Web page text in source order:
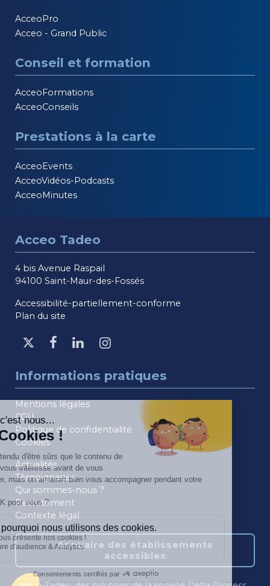
AcceoPro
Acceo - Grand Public
Conseil et formation
AcceoFormations
AcceoConseils
Prestations à la carte
AcceoEvents
AcceoVidéos-Podcasts
AcceoMinutes
Acceo Tadeo
4 bis Avenue Raspail
94100 Saint-Maur-des-Fossés
Accessibilité-partiellement-conforme
Plan du site
Informations pratiques
Mentions légales
CGU
Politique de confidentialité
Cookies
Actualités
Témoignages
Qui sommes-nous ?
Recrutement
Contexte légal
Annuaire des établissements
accessibles